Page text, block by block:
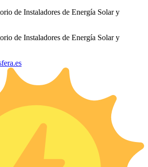
de Instaladores de Energía Solar y
de Instaladores de Energía Solar y